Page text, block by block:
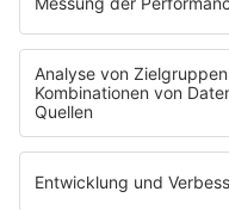
radioplayer.de
Partner
WERBUNG
Leistungen und Produkte
Mediadaten und Preisliste
Ansprechpartner